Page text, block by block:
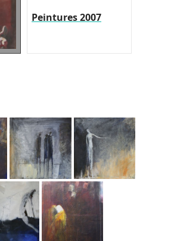
Peintures 2007